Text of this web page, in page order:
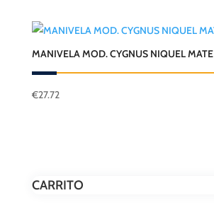
MANIVELA MOD. CYGNUS NIQUEL MATE
€27.72
CARRITO